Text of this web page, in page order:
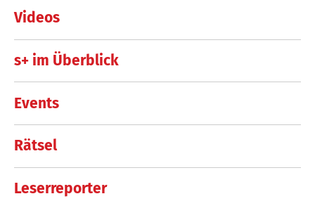
Videos
s+ im Überblick
Events
Rätsel
Leserreporter